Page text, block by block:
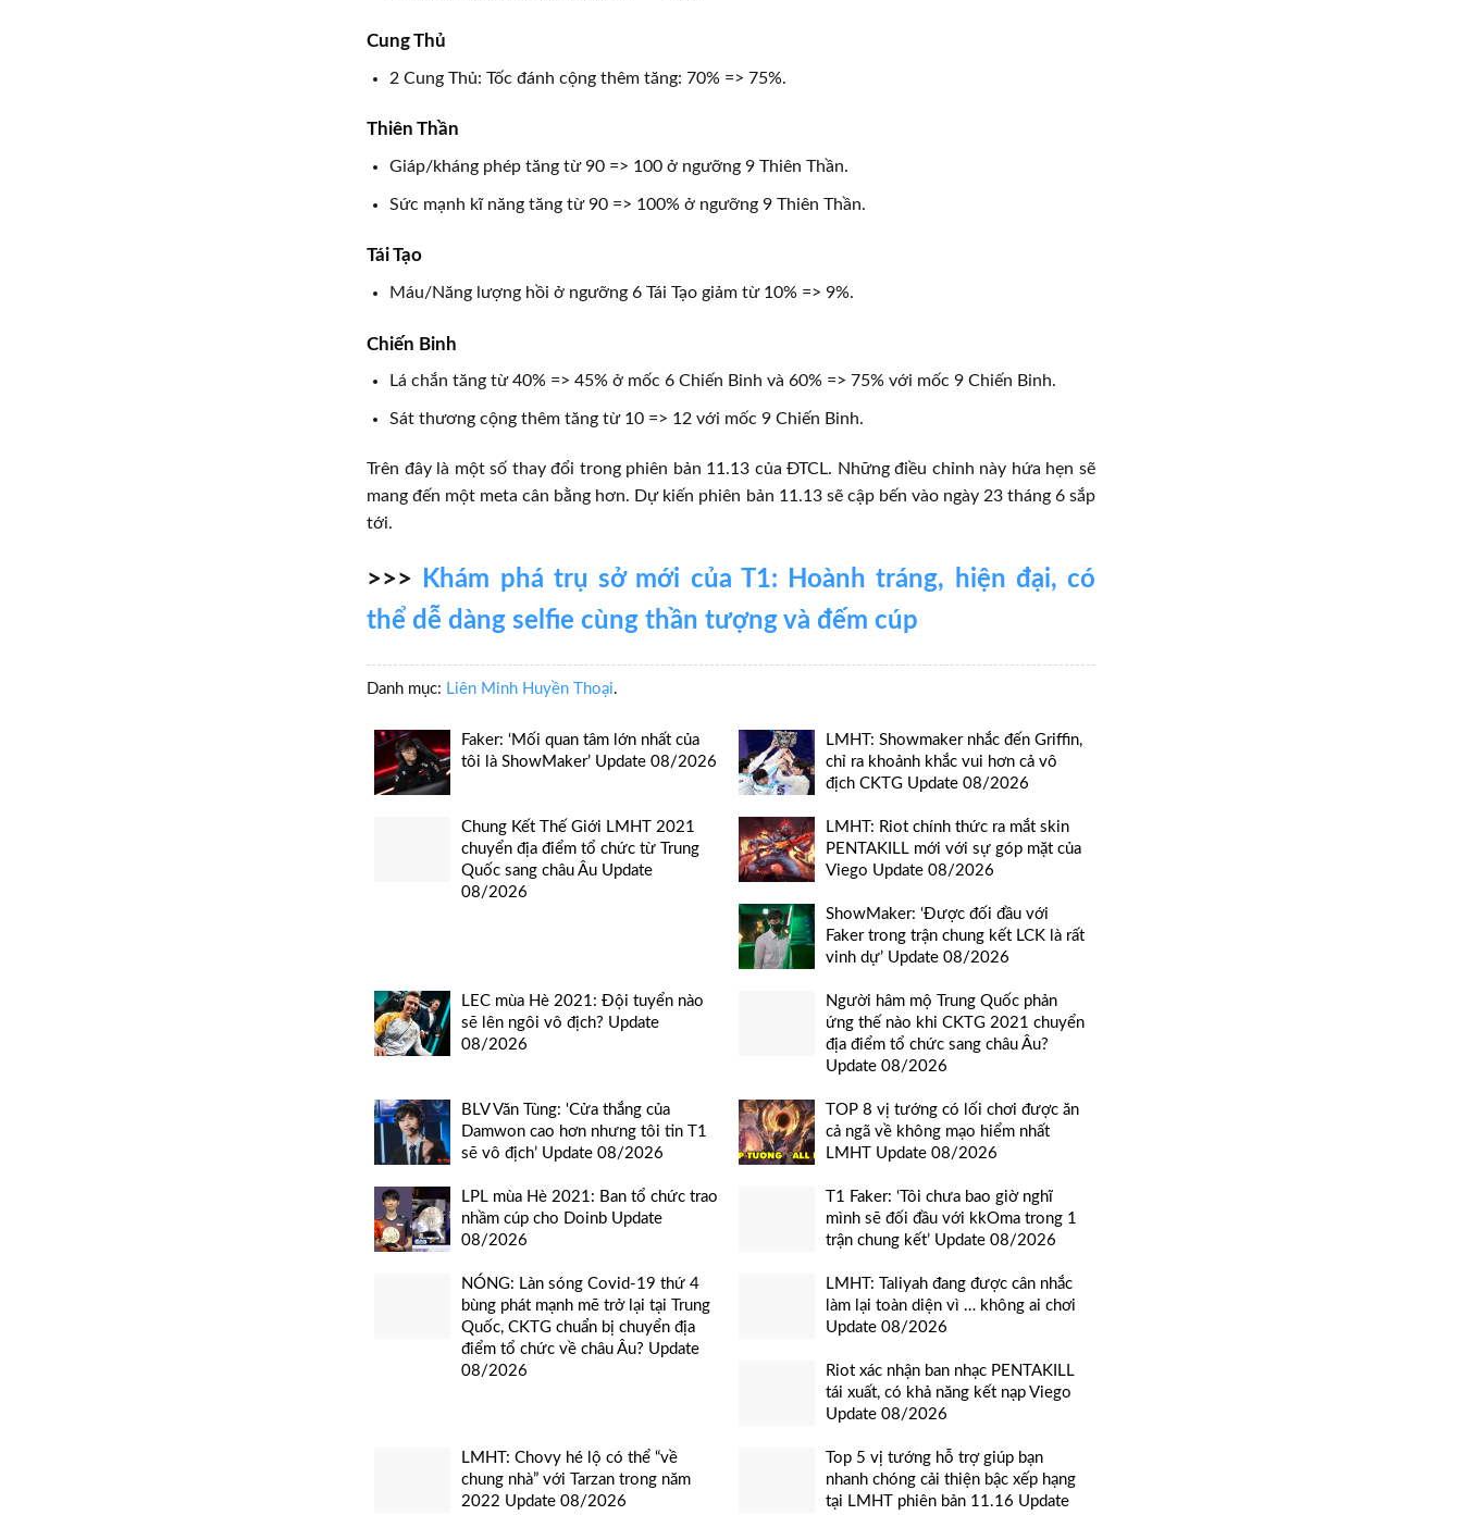
Cung Thủ
2 Cung Thủ: Tốc đánh cộng thêm tăng: 70% => 75%.
Thiên Thần
Giáp/kháng phép tăng từ 90 => 100 ở ngưỡng 9 Thiên Thần.
Sức mạnh kĩ năng tăng từ 90 => 100% ở ngưỡng 9 Thiên Thần.
Tái Tạo
Máu/Năng lượng hồi ở ngưỡng 6 Tái Tạo giảm từ 10% => 9%.
Chiến Binh
Lá chắn tăng từ 40% => 45% ở mốc 6 Chiến Binh và 60% => 75% với mốc 9 Chiến Binh.
Sát thương cộng thêm tăng từ 10 => 12 với mốc 9 Chiến Binh.
Trên đây là một số thay đổi trong phiên bản 11.13 của ĐTCL. Những điều chỉnh này hứa hẹn sẽ
mang đến một meta cân bằng hơn. Dự kiến phiên bản 11.13 sẽ cập bến vào ngày 23 tháng 6 sắp
tới.
>>>
Khám phá trụ sở mới của T1: Hoành tráng, hiện đại, có
thể dễ dàng selfie cùng thần tượng và đếm cúp
Danh mục: Liên Minh Huyền Thoại.
Faker: ‘Mối quan tâm lớn nhất của
tôi là ShowMaker’ Update 08/2026
LMHT: Showmaker nhắc đến Griffin,
chỉ ra khoảnh khắc vui hơn cả vô
địch CKTG Update 08/2026
Chung Kết Thế Giới LMHT 2021
chuyển địa điểm tổ chức từ Trung
Quốc sang châu Âu Update
08/2026
LMHT: Riot chính thức ra mắt skin
PENTAKILL mới với sự góp mặt của
Viego Update 08/2026
ShowMaker: ‘Được đối đầu với
Faker trong trận chung kết LCK là rất
vinh dự’ Update 08/2026
LEC mùa Hè 2021: Đội tuyển nào
sẽ lên ngôi vô địch? Update
08/2026
Người hâm mộ Trung Quốc phản
ứng thế nào khi CKTG 2021 chuyển
địa điểm tổ chức sang châu Âu?
Update 08/2026
BLV Văn Tùng: ‘Cửa thắng của
Damwon cao hơn nhưng tôi tin T1
sẽ vô địch’ Update 08/2026
TOP 8 vị tướng có lối chơi được ăn
cả ngã về không mạo hiểm nhất
LMHT Update 08/2026
LPL mùa Hè 2021: Ban tổ chức trao
nhầm cúp cho Doinb Update
08/2026
T1 Faker: ‘Tôi chưa bao giờ nghĩ
mình sẽ đối đầu với kkOma trong 1
trận chung kết’ Update 08/2026
NÓNG: Làn sóng Covid-19 thứ 4
bùng phát mạnh mẽ trở lại tại Trung
Quốc, CKTG chuẩn bị chuyển địa
điểm tổ chức về châu Âu? Update
08/2026
LMHT: Taliyah đang được cân nhắc
làm lại toàn diện vì … không ai chơi
Update 08/2026
Riot xác nhận ban nhạc PENTAKILL
tái xuất, có khả năng kết nạp Viego
Update 08/2026
LMHT: Chovy hé lộ có thể “về
chung nhà” với Tarzan trong năm
2022 Update 08/2026
Top 5 vị tướng hỗ trợ giúp bạn
nhanh chóng cải thiện bậc xếp hạng
tại LMHT phiên bản 11.16 Update